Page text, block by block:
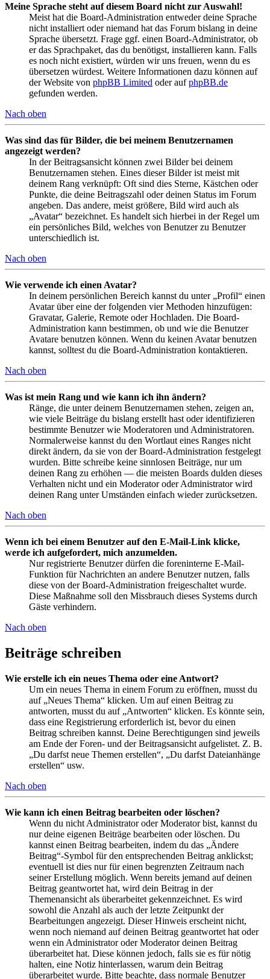
Meine Sprache steht auf diesem Board nicht zur Auswahl!
Meist hat die Board-Administration entweder deine Sprache
nicht installiert oder niemand hat das Forum bislang in deine
Sprache übersetzt. Frage ggf. einen Board-Administrator, ob
er das Sprachpaket, das du benötigst, installieren kann. Falls
es noch nicht existiert, würden wir uns freuen, wenn du es
übersetzen würdest. Weitere Informationen dazu können auf
der Website von phpBB Limited oder aufphpBB.de
gefunden werden.
Nach oben
Was sind das für Bilder, die bei meinem Benutzernamen
angezeigt werden?
In der Beitragsansicht können zwei Bilder bei deinem
Benutzernamen stehen. Eines dieser Bilder ist meist mit
deinem Rang verknüpft: Oft sind dies Sterne, Kästchen oder
Punkte, die deine Beitragszahl oder deinen Status im Forum
angeben. Das andere, meist größere, Bild wird auch als
„Avatar“ bezeichnet. Es handelt sich hierbei in der Regel um
ein persönliches Bild, welches von Benutzer zu Benutzer
unterschiedlich ist.
Nach oben
Wie verwende ich einen Avatar?
In deinem persönlichen Bereich kannst du unter „Profil“ einen
Avatar über eine der folgenden vier Methoden hinzufügen:
Gravatar, Galerie, Remote oder Hochladen. Die Board-
Administration kann bestimmen, ob und wie die Benutzer
Avatare benutzen können. Wenn du keinen Avatar benutzen
kannst, solltest du die Board-Administration kontaktieren.
Nach oben
Was ist mein Rang und wie kann ich ihn ändern?
Ränge, die unter deinem Benutzernamen stehen, zeigen an,
wie viele Beiträge du bislang erstellt hast oder identifizieren
bestimmte Benutzer wie Moderatoren und Administratoren.
Normalerweise kannst du den Wortlaut eines Ranges nicht
direkt ändern, da sie von der Board-Administration festgelegt
wurden. Bitte schreibe keine sinnlosen Beiträge, nur um
deinen Rang zu erhöhen — die meisten Boards dulden dieses
Verhalten nicht und ein Moderator oder Administrator wird
deinen Rang unter Umständen einfach wieder zurücksetzen.
Nach oben
Wenn ich bei einem Benutzer auf den E-Mail-Link klicke,
werde ich aufgefordert, mich anzumelden.
Nur registrierte Benutzer dürfen die foreninterne E-Mail-
Funktion für Nachrichten an andere Benutzer nutzen, falls
diese von der Board-Administration freigeschaltet wurde.
Diese Maßnahme soll den Missbrauch dieses Systems durch
Gäste verhindern.
Nach oben
Beiträge schreiben
Wie erstelle ich ein neues Thema oder eine Antwort?
Um ein neues Thema in einem Forum zu eröffnen, musst du
auf „Neues Thema“ klicken. Um auf einen Beitrag zu
antworten, musst du auf „Antworten“ klicken. Es könnte sein,
dass eine Registrierung erforderlich ist, bevor du einen
Beitrag schreiben kannst. Deine Berechtigungen sind jeweils
am Ende der Foren- und der Beitragsansicht aufgelistet. Z. B.
„Du darfst neue Themen erstellen“, „Du darfst Dateianhänge
erstellen“ usw.
Nach oben
Wie kann ich einen Beitrag bearbeiten oder löschen?
Wenn du nicht Administrator oder Moderator bist, kannst du
nur deine eigenen Beiträge bearbeiten oder löschen. Du
kannst einen Beitrag bearbeiten, indem du das „Ändere
Beitrag“-Symbol für den entsprechenden Beitrag anklickst;
eventuell ist dies nur für einen begrenzten Zeitraum nach
seiner Erstellung möglich. Wenn bereits jemand auf deinen
Beitrag geantwortet hat, wird dein Beitrag in der
Themenansicht als überarbeitet gekennzeichnet. Es wird
sowohl die Anzahl als auch der letzte Zeitpunkt der
Bearbeitungen angezeigt. Dieser Hinweis erscheint nicht,
wenn noch niemand auf deinen Beitrag geantwortet hat oder
wenn ein Administrator oder Moderator deinen Beitrag
überarbeitet hat. Diese können jedoch, falls sie es für nötig
halten, eine Notiz hinterlassen, warum dein Beitrag
überarbeitet wurde. Bitte beachte, dass normale Benutzer